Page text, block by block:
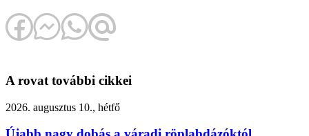
A rovat további cikkei
2026. augusztus 10., hétfő